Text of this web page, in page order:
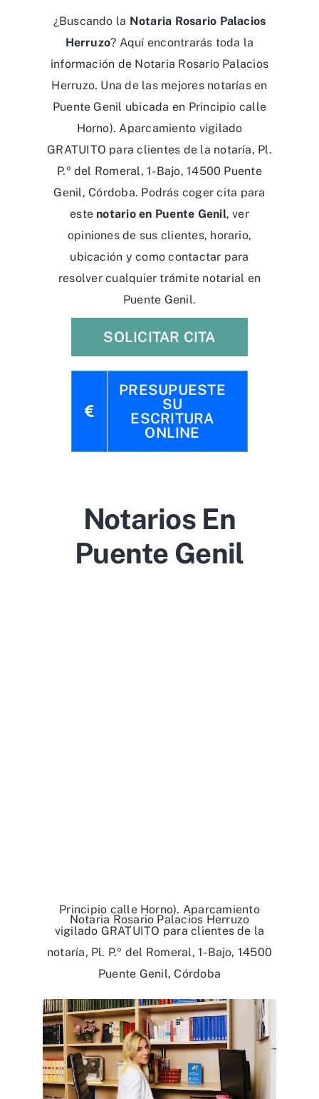
¿Buscando la Notaria Rosario Palacios
Herruzo? Aquí encontrarás toda la
información de Notaria Rosario Palacios
Herruzo. Una de las mejores notarías en
Puente Genil ubicada en Principio calle
Horno). Aparcamiento vigilado
GRATUITO para clientes de la notaría, Pl.
P.º del Romeral, 1-Bajo, 14500 Puente
Genil, Córdoba. Podrás coger cita para
este notario en Puente Genil, ver
opiniones de sus clientes, horario,
ubicación y como contactar para
resolver cualquier trámite notarial en
Puente Genil.
SOLICITAR CITA
PRESUPUESTE
SU
ESCRITURA
ONLINE
Notarios En
Puente Genil
Notaria Rosario Palacios Herruzo
Principio calle Horno). Aparcamiento
vigilado GRATUITO para clientes de la
notaría, Pl. P.º del Romeral, 1-Bajo, 14500
Puente Genil, Córdoba